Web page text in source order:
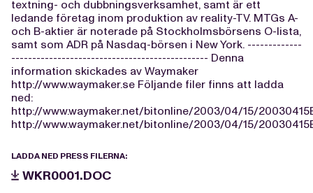
textning- och dubbningsverksamhet, samt är ett
ledande företag inom produktion av reality-TV. MTGs A-
och B-aktier är noterade på Stockholmsbörsens O-lista,
samt som ADR på Nasdaq-börsen i New York. -------------
----------------------------------------------- Denna
information skickades av Waymaker
http://www.waymaker.se Följande filer finns att ladda
ned:
http://www.waymaker.net/bitonline/2003/04/15/
http://www.waymaker.net/bitonline/2003/04/15/
LADDA NED PRESS FILERNA:
WKR0001.DOC